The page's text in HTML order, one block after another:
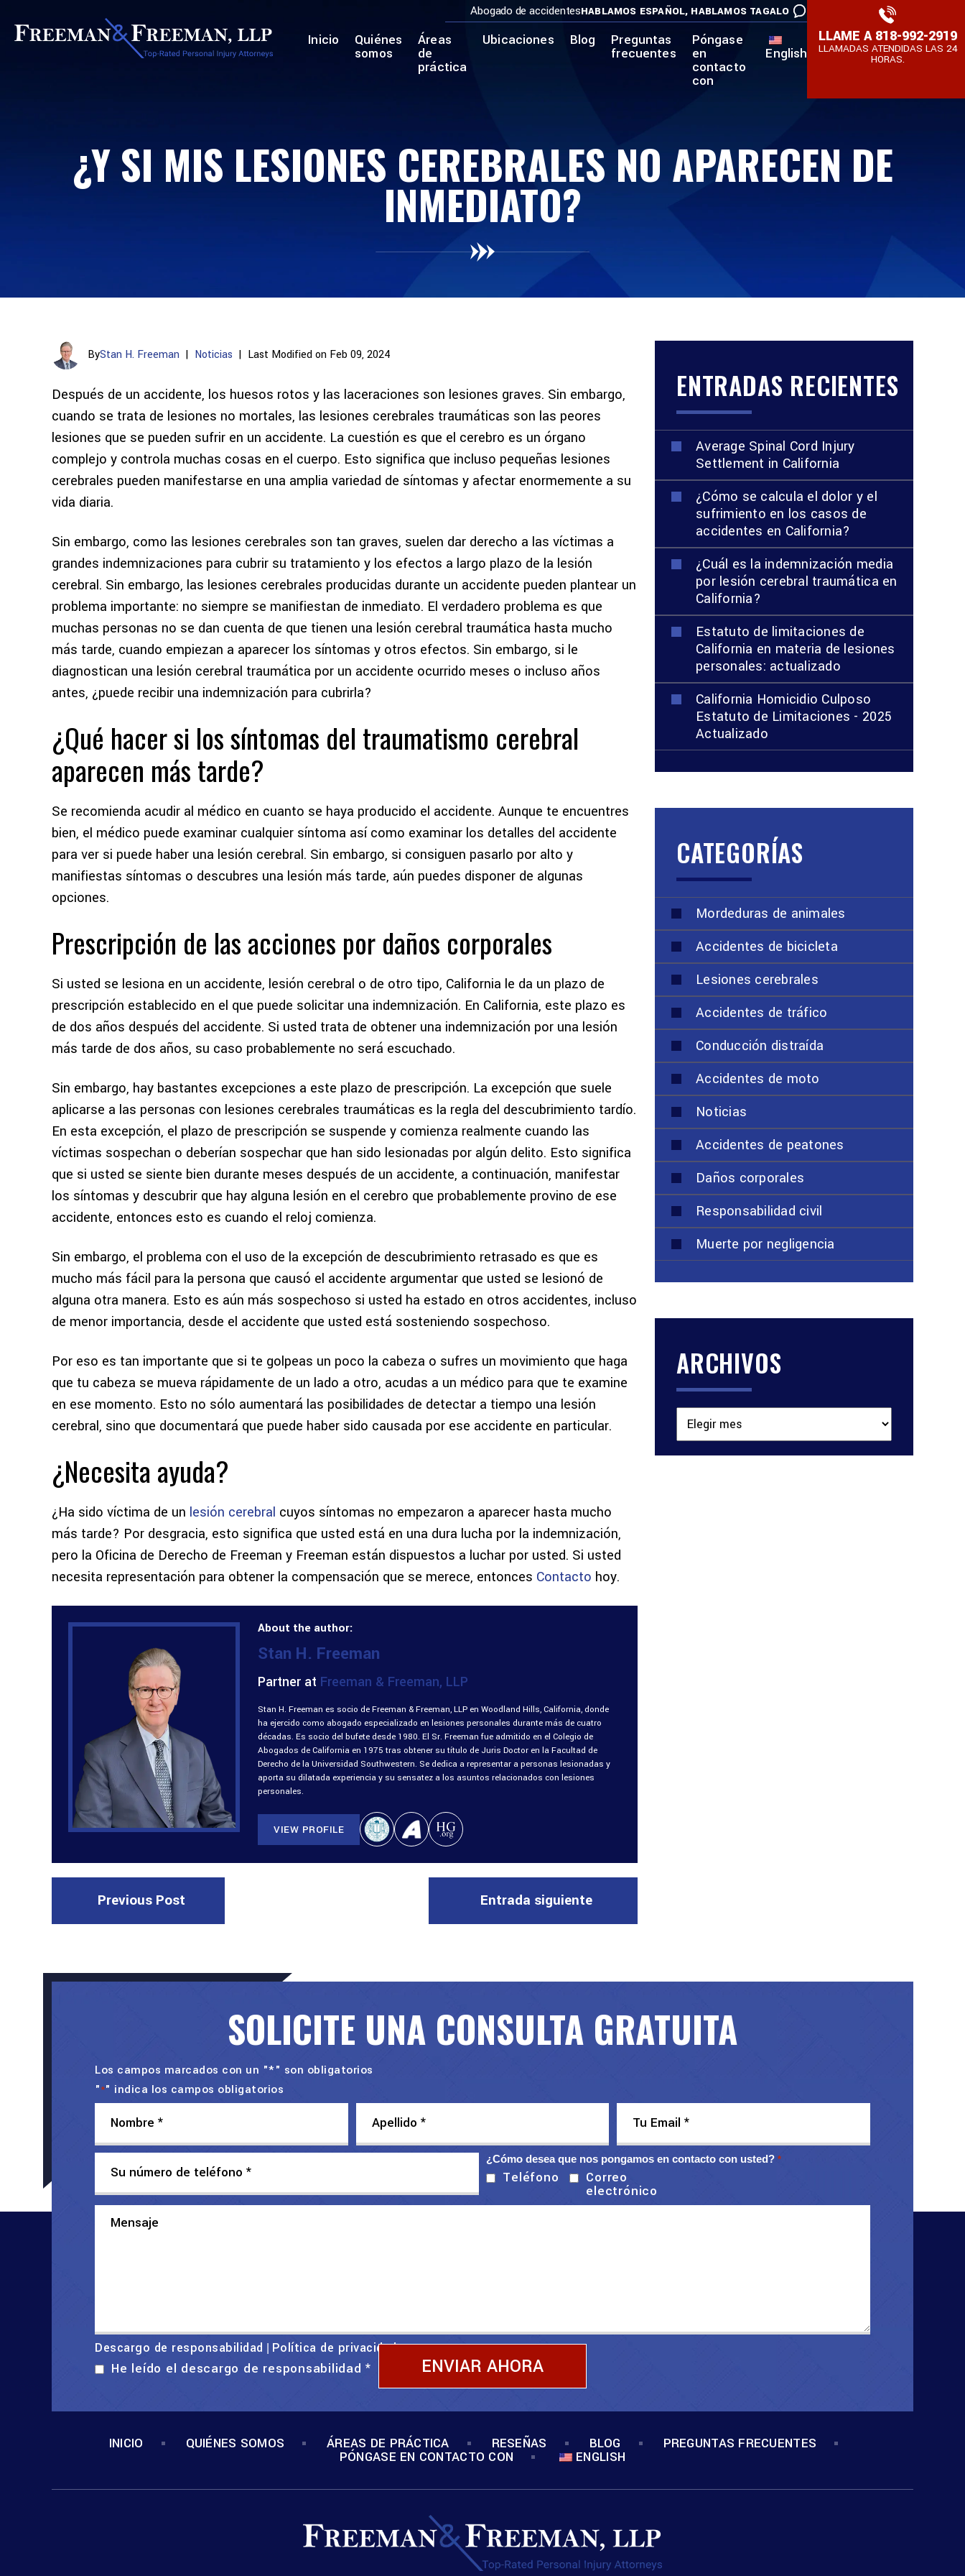
Abogado de accidentesHABLAMOS ESPAÑOL, HABLAMOS TAGALO
Inicio Quiénes
somos
Áreas
de
práctica
Ubicaciones Blog Preguntas
frecuentes
Póngase
en
contacto
con
English
LLAME A818-992-2919
LLAMADAS ATENDIDAS LAS 24
HORAS.
¿Y SI MIS LESIONES CEREBRALES NO APARECEN DE
INMEDIATO?
ByStan H. Freeman | Noticias | Last Modified on Feb 09, 2024
Después de un accidente, los huesos rotos y las laceraciones son lesiones graves. Sin embargo,
cuando se trata de lesiones no mortales, las lesiones cerebrales traumáticas son las peores
lesiones que se pueden sufrir en un accidente. La cuestión es que el cerebro es un órgano
complejo y controla muchas cosas en el cuerpo. Esto significa que incluso pequeñas lesiones
cerebrales pueden manifestarse en una amplia variedad de síntomas y afectar enormemente a su
vida diaria.
Sin embargo, como las lesiones cerebrales son tan graves, suelen dar derecho a las víctimas a
grandes indemnizaciones para cubrir su tratamiento y los efectos a largo plazo de la lesión
cerebral. Sin embargo, las lesiones cerebrales producidas durante un accidente pueden plantear un
problema importante: no siempre se manifiestan de inmediato. El verdadero problema es que
muchas personas no se dan cuenta de que tienen una lesión cerebral traumática hasta mucho
más tarde, cuando empiezan a aparecer los síntomas y otros efectos. Sin embargo, si le
diagnostican una lesión cerebral traumática por un accidente ocurrido meses o incluso años
antes, ¿puede recibir una indemnización para cubrirla?
¿Qué hacer si los síntomas del traumatismo cerebral
aparecen más tarde?
Se recomienda acudir al médico en cuanto se haya producido el accidente. Aunque te encuentres
bien, el médico puede examinar cualquier síntoma así como examinar los detalles del accidente
para ver si puede haber una lesión cerebral. Sin embargo, si consiguen pasarlo por alto y
manifiestas síntomas o descubres una lesión más tarde, aún puedes disponer de algunas
opciones.
Prescripción de las acciones por daños corporales
Si usted se lesiona en un accidente, lesión cerebral o de otro tipo, California le da un plazo de
prescripción establecido en el que puede solicitar una indemnización. En California, este plazo es
de dos años después del accidente. Si usted trata de obtener una indemnización por una lesión
más tarde de dos años, su caso probablemente no será escuchado.
Sin embargo, hay bastantes excepciones a este plazo de prescripción. La excepción que suele
aplicarse a las personas con lesiones cerebrales traumáticas es la regla del descubrimiento tardío.
En esta excepción, el plazo de prescripción se suspende y comienza realmente cuando las
víctimas sospechan o deberían sospechar que han sido lesionadas por algún delito. Esto significa
que si usted se siente bien durante meses después de un accidente, a continuación, manifestar
los síntomas y descubrir que hay alguna lesión en el cerebro que probablemente provino de ese
accidente, entonces esto es cuando el reloj comienza.
Sin embargo, el problema con el uso de la excepción de descubrimiento retrasado es que es
mucho más fácil para la persona que causó el accidente argumentar que usted se lesionó de
alguna otra manera. Esto es aún más sospechoso si usted ha estado en otros accidentes, incluso
de menor importancia, desde el accidente que usted está sosteniendo sospechoso.
Por eso es tan importante que si te golpeas un poco la cabeza o sufres un movimiento que haga
que tu cabeza se mueva rápidamente de un lado a otro, acudas a un médico para que te examine
en ese momento. Esto no sólo aumentará las posibilidades de detectar a tiempo una lesión
cerebral, sino que documentará que puede haber sido causada por ese accidente en particular.
¿Necesita ayuda?
¿Ha sido víctima de un lesión cerebral cuyos síntomas no empezaron a aparecer hasta mucho
más tarde? Por desgracia, esto significa que usted está en una dura lucha por la indemnización,
pero la Oficina de Derecho de Freeman y Freeman están dispuestos a luchar por usted. Si usted
necesita representación para obtener la compensación que se merece, entonces Contacto hoy.
About the author:
Stan H. Freeman
Partner at Freeman & Freeman, LLP
Stan H. Freeman es socio de Freeman & Freeman, LLP en Woodland Hills, California, donde
ha ejercido como abogado especializado en lesiones personales durante más de cuatro
décadas. Es socio del bufete desde 1980. El Sr. Freeman fue admitido en el Colegio de
Abogados de California en 1975 tras obtener su título de Juris Doctor en la Facultad de
Derecho de la Universidad Southwestern. Se dedica a representar a personas lesionadas y
aporta su dilatada experiencia y su sensatez a los asuntos relacionados con lesiones
personales.
VIEW PROFILE
Previous Post Entrada siguiente
ENTRADAS RECIENTES
Average Spinal Cord Injury
Settlement in California
¿Cómo se calcula el dolor y el
sufrimiento en los casos de
accidentes en California?
¿Cuál es la indemnización media
por lesión cerebral traumática en
California?
Estatuto de limitaciones de
California en materia de lesiones
personales: actualizado
California Homicidio Culposo
Estatuto de Limitaciones - 2025
Actualizado
CATEGORÍAS
Mordeduras de animales
Accidentes de bicicleta
Lesiones cerebrales
Accidentes de tráfico
Conducción distraída
Accidentes de moto
Noticias
Accidentes de peatones
Daños corporales
Responsabilidad civil
Muerte por negligencia
ARCHIVOS
SOLICITE UNA CONSULTA GRATUITA
Los campos marcados con un "*" son obligatorios
"*" indica los campos obligatorios
¿Cómo desea que nos pongamos en contacto con usted? *
Teléfono Correo
electrónico
Descargo de responsabilidad Política de privacidad
He leído el descargo de responsabilidad*
INICIO QUIÉNES SOMOS ÁREAS DE PRÁCTICA RESEÑAS BLOG PREGUNTAS FRECUENTES
PÓNGASE EN CONTACTO CON ENGLISH